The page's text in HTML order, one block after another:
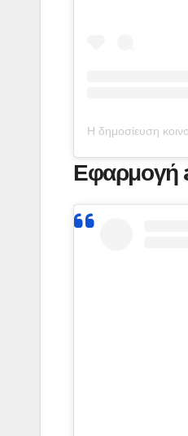
Η δημοσίευση
Εφαρμογή